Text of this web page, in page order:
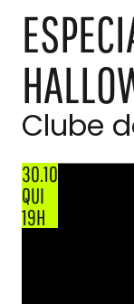
Clube
30.10
QUI
19H